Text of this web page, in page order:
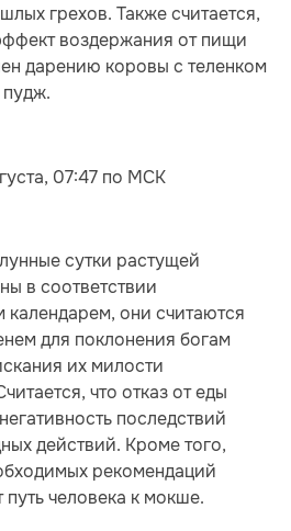
грехов. Также считается,
воздержания от пищи
дарению коровы с теленком
07:47 по МСК
сутки растущей
в соответствии
они считаются
для поклонения богам
их милости
что отказ от еды
последствий
действий. Кроме того,
рекомендаций
человека к мокше.